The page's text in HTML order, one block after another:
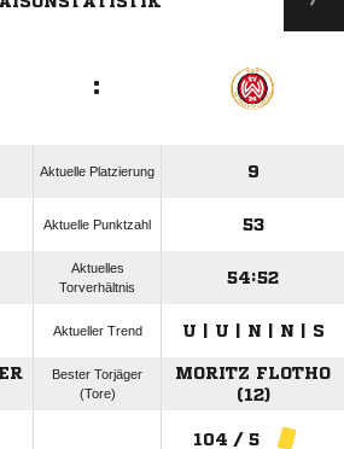
:
Aktuelle Platzierung 9
Aktuelle Punktzahl 53
Aktuelles
Torverhältnis
54:52
Aktueller Trend U | U | N | N | S
Bester Torjäger
(Tore)
MORITZ FLOTHO
(12)
104 / 5